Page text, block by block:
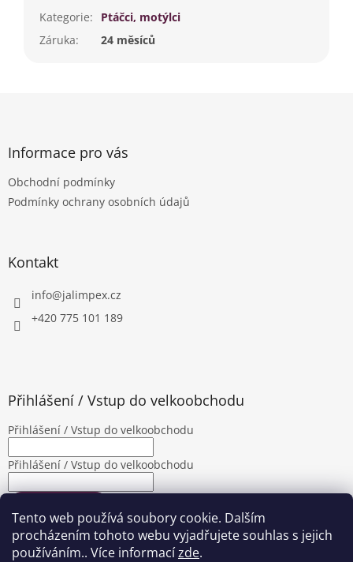
Tento web používá soubory cookie. Dalším
procházením tohoto webu vyjadřujete souhlas s jejich
používáním.. Více informacízde.
Kategorie:
Ptáčci, motýlci
Záruka: 24 měsíců
Informace pro vás
Obchodní podmínky
Podmínky ochrany osobních údajů
Kontakt
info@jalimpex.cz
+420 775 101 189
Přihlášení / Vstup do velkoobchodu
Přihlášení / Vstup do velkoobchodu
Přihlášení / Vstup do velkoobchodu
Nová registrace Zapomenuté heslo